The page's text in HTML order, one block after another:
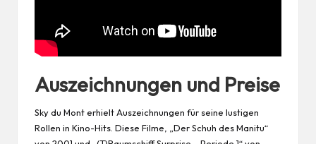
Auszeichnungen und Preise
Sky du Mont erhielt Auszeichnungen für seine lustigen
Rollen in Kino-Hits. Diese Filme, „Der Schuh des Manitu“